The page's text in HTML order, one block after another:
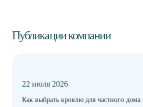
Публикации компании
22 июля 2026
Как выбрать кровлю для частного дома